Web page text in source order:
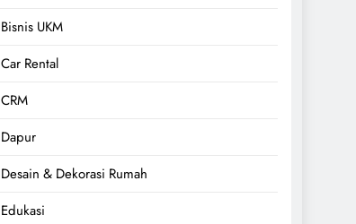
Bisnis UKM
Car Rental
CRM
Dapur
Desain & Dekorasi Rumah
Edukasi